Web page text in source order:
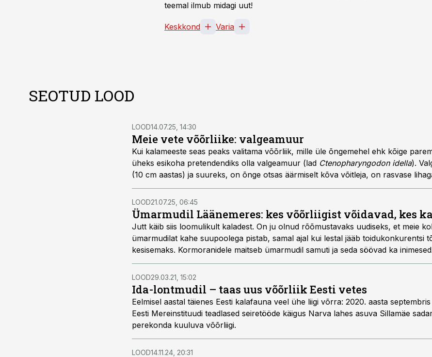
teemal ilmub midagi uut!
Keskkond Varia
SEOTUD LOOD
LOOD14.07.25, 14:30
Meie vete võõrliike: valgeamuur
Kui kalameeste seas peaks valitama võõrliik, mille üle õngemehel ehk kõige
üheks esikoha pretendendiks olla valgeamuur (lad Ctenopharyngodon idella).
(10 cm aastas) ja suureks, on õnge otsas äärmiselt kõva võitleja, on rasvase
kalaliike, kuna on puhtalt taimtoiduline.
LOOD21.07.25, 06:45
Ümarmudil Läänemeres: kes võõrliigist võidavad, kes
Jutt käib siis loomulikult kaladest. On ju olnud rõõmustavaks uudiseks, et meie
ümarmudilat kahe suupoolega pistab, samal ajal kui lestal jääb toidukonkurentsi
kesisemaks. Kormoranidele maitseb ümarmudil samuti ja seda söövad ka
all toimuva uuringuga kokku.
LOOD29.03.21, 15:02
Ida-lontmudil – taas uus võõrliik Eesti vetes
Eelmisel aastal täienes Eesti kalafauna veel ühe liigi võrra: 2020. aasta
Eesti Mereinstituudi teadlased seiretööde käigus Narva lahes asuva Sillamäe
perekonda kuuluva võõrliigi.
LOOD14.11.24, 20:31